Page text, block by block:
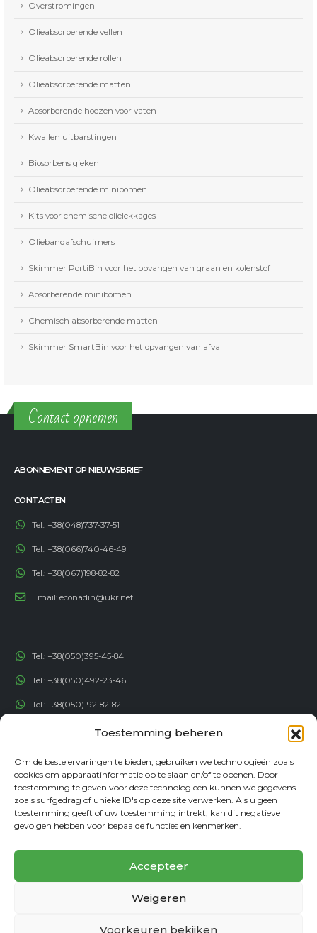
Toestemming beheren
Om de beste ervaringen te bieden, gebruiken we technologieën zoals
cookies om apparaatinformatie op te slaan en/of te openen. Door
toestemming te geven voor deze technologieën kunnen we gegevens
zoals surfgedrag of unieke ID's op deze site verwerken. Als u geen
toestemming geeft of uw toestemming intrekt, kan dit negatieve
gevolgen hebben voor bepaalde functies en kenmerken.
Accepteer
Weigeren
Voorkeuren bekijken
Overstromingen
Olieabsorberende vellen
Olieabsorberende rollen
Olieabsorberende matten
Absorberende hoezen voor vaten
Kwallen uitbarstingen
Biosorbens gieken
Olieabsorberende minibomen
Kits voor chemische olielekkages
Oliebandafschuimers
Skimmer PortiBin voor het opvangen van graan en kolenstof
Absorberende minibomen
Chemisch absorberende matten
Skimmer SmartBin voor het opvangen van afval
Contact opnemen
ABONNEMENT OP NIEUWSBRIEF
CONTACTEN
Tel.: +38(048)737-37-51
Tel.: +38(066)740-46-49
Tel.: +38(067)198-82-82
Email: econadin@ukr.net
Tel.: +38(050)395-45-84
Tel.: +38(050)492-23-46
Tel.: +38(050)192-82-82
contact@econadin.com
SOCIALE NETWERKEN